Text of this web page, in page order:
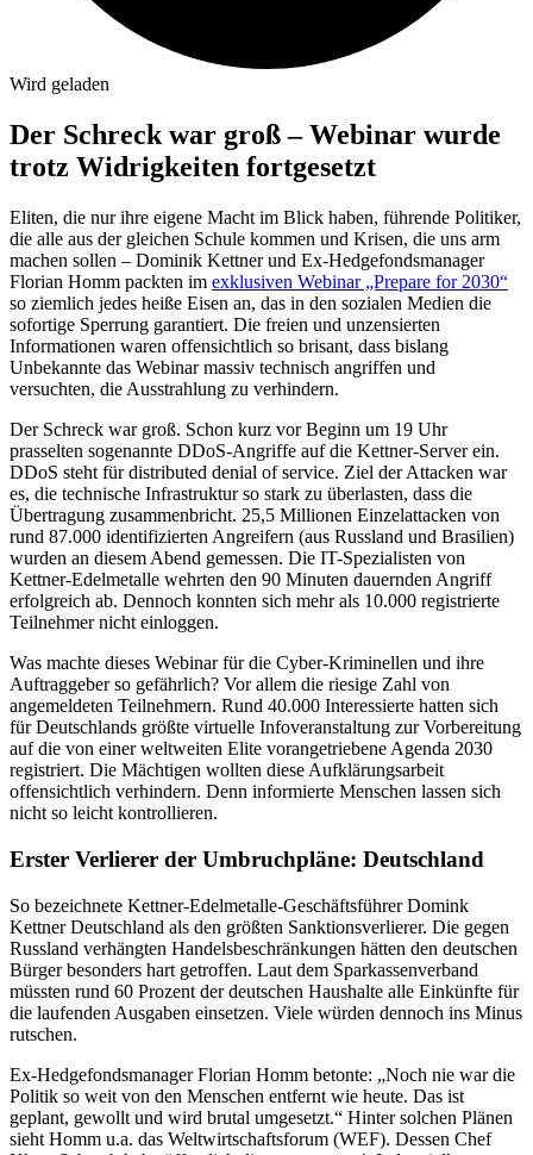
Wird geladen
Der Schreck war groß – Webinar wurde
trotz Widrigkeiten fortgesetzt
Eliten, die nur ihre eigene Macht im Blick haben, führende Politiker,
die alle aus der gleichen Schule kommen und Krisen, die uns arm
machen sollen – Dominik Kettner und Ex-Hedgefondsmanager
Florian Homm packten im exklusiven Webinar „Prepare for 2030“
so ziemlich jedes heiße Eisen an, das in den sozialen Medien die
sofortige Sperrung garantiert. Die freien und unzensierten
Informationen waren offensichtlich so brisant, dass bislang
Unbekannte das Webinar massiv technisch angriffen und
versuchten, die Ausstrahlung zu verhindern.
Der Schreck war groß. Schon kurz vor Beginn um 19 Uhr
prasselten sogenannte DDoS-Angriffe auf die Kettner-Server ein.
DDoS steht für distributed denial of service. Ziel der Attacken war
es, die technische Infrastruktur so stark zu überlasten, dass die
Übertragung zusammenbricht. 25,5 Millionen Einzelattacken von
rund 87.000 identifizierten Angreifern (aus Russland und Brasilien)
wurden an diesem Abend gemessen. Die IT-Spezialisten von
Kettner-Edelmetalle wehrten den 90 Minuten dauernden Angriff
erfolgreich ab. Dennoch konnten sich mehr als 10.000 registrierte
Teilnehmer nicht einloggen.
Was machte dieses Webinar für die Cyber-Kriminellen und ihre
Auftraggeber so gefährlich? Vor allem die riesige Zahl von
angemeldeten Teilnehmern. Rund 40.000 Interessierte hatten sich
für Deutschlands größte virtuelle Infoveranstaltung zur Vorbereitung
auf die von einer weltweiten Elite vorangetriebene Agenda 2030
registriert. Die Mächtigen wollten diese Aufklärungsarbeit
offensichtlich verhindern. Denn informierte Menschen lassen sich
nicht so leicht kontrollieren.
Erster Verlierer der Umbruchpläne: Deutschland
So bezeichnete Kettner-Edelmetalle-Geschäftsführer Domink
Kettner Deutschland als den größten Sanktionsverlierer. Die gegen
Russland verhängten Handelsbeschränkungen hätten den deutschen
Bürger besonders hart getroffen. Laut dem Sparkassenverband
müssten rund 60 Prozent der deutschen Haushalte alle Einkünfte für
die laufenden Ausgaben einsetzen. Viele würden dennoch ins Minus
rutschen.
Ex-Hedgefondsmanager Florian Homm betonte: „Noch nie war die
Politik so weit von den Menschen entfernt wie heute. Das ist
geplant, gewollt und wird brutal umgesetzt.“ Hinter solchen Plänen
sieht Homm u.a. das Weltwirtschaftsforum (WEF). Dessen Chef